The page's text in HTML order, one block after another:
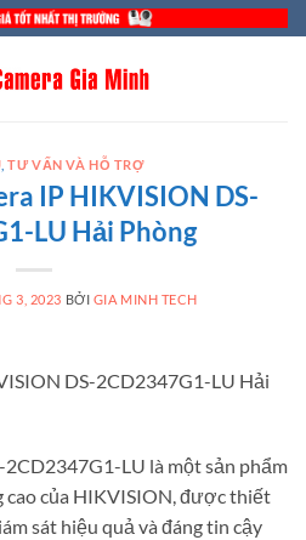
,TƯ VẤN VÀ HỖ TRỢ
IP HIKVISION DS-
LU Hải Phòng
3, 2023 BỞI GIA MINH TECH
DS-2CD2347G1-LU Hải
LU là một sản phẩm
cao của HIKVISION, được thiết
sát hiệu quả và đáng tin cậy